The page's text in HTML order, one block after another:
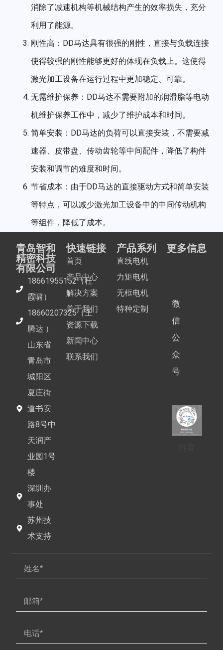
消除了减速机构等机械结构产生的效率损失，充分
利用了能源。
刚性高：DD马达具有很强的刚性，直接与负载连接
使得较强的刚性能够更好的体现在负载上。这使得
激光加工设备在运行过程中更加稳定、可靠。
无需维护保养：DD马达不需要附加的润滑脂等电动
机维护保养工作中，减少了维护成本和时间。
简单安装：DD马达的负荷可以直接安装，不需要减
速器、皮带盘、传动齿轮等中间配件，降低了构件
安装和调节的难度和时间。
节省成本：由于DD马达的直接驱动方式和简单安装
等特点，可以减少激光加工设备中的中间传动机构
等组件，降低了成本。
青岛智和
精密科技
有限公司
18661955152（杜
霞啸）
18660207325（王
腾达 ）
山东省
青岛市
城阳区
夏庄街
道书安
路8号中
天润产
业园1号
楼
深圳办
事处
苏州技
术支持
快速链接
首页
产品中心
解决方案
关于我们
资源下载
新闻中心
联系我们
产品系列
直线电机
力矩电机
无框电机
特种定制
更多信息
微
信
公
众
号